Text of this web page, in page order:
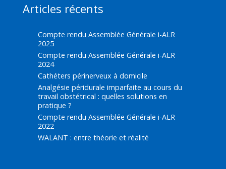
Articles récents
Compte rendu Assemblée Générale i-ALR
2025
Compte rendu Assemblée Générale i-ALR
2024
Cathéters périnerveux à domicile
Analgésie péridurale imparfaite au cours du
travail obstétrical : quelles solutions en
pratique ?
Compte rendu Assemblée Générale i-ALR
2022
WALANT : entre théorie et réalité